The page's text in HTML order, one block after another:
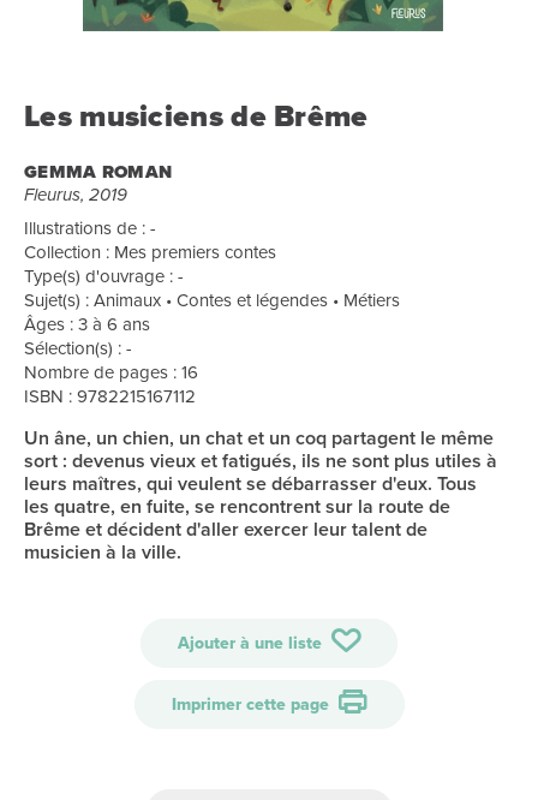
Les musiciens de Brême
GEMMA ROMAN
Fleurus, 2019
Illustrations de : -
Collection : Mes premiers contes
Type(s) d'ouvrage : -
Sujet(s) : Animaux • Contes et légendes • Métiers
Âges : 3 à 6 ans
Sélection(s) : -
Nombre de pages : 16
ISBN : 9782215167112
Un âne, un chien, un chat et un coq partagent le même
sort : devenus vieux et fatigués, ils ne sont plus utiles à
leurs maîtres, qui veulent se débarrasser d'eux. Tous
les quatre, en fuite, se rencontrent sur la route de
Brême et décident d'aller exercer leur talent de
musicien à la ville.
Ajouter à une liste
Imprimer cette page